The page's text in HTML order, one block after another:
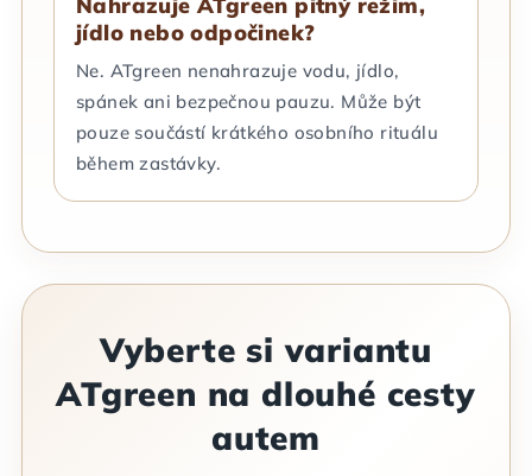
jídlo nebo odpočinek?
Ne. ATgreen nenahrazuje vodu, jídlo,
spánek ani bezpečnou pauzu. Může být
pouze součástí krátkého osobního rituálu
během zastávky.
Vyberte si variantu
ATgreen na dlouhé cesty
autem